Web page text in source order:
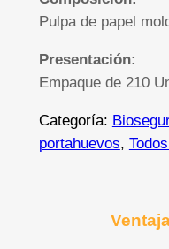
Pulpa de papel
Presentación:
Empaque de 210
Categoría:
portahuevos,